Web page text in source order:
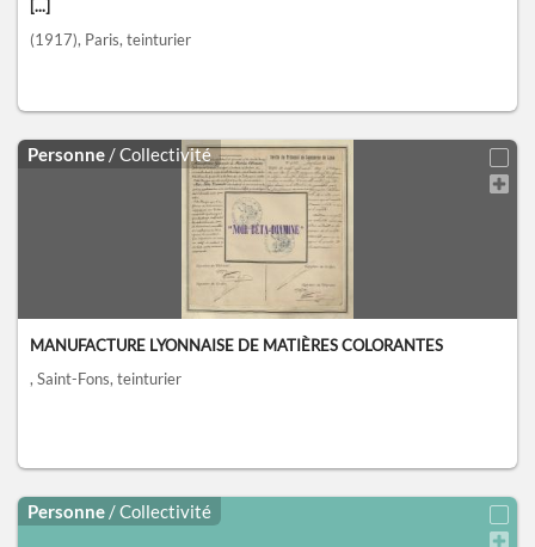
[...]
(1917), Paris, teinturier
Personne / Collectivité
MANUFACTURE LYONNAISE DE MATIÈRES COLORANTES
, Saint-Fons, teinturier
Personne / Collectivité